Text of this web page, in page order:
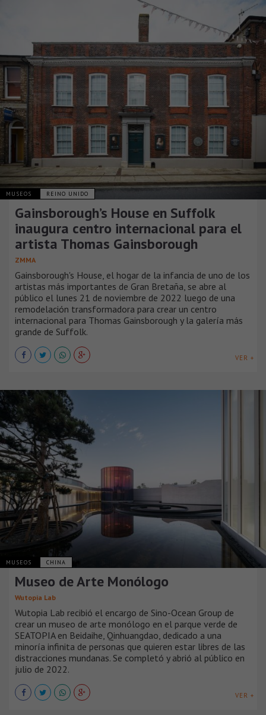
MUSEOS REINO UNIDO
Gainsborough’s House en Suffolk
inaugura centro internacional para el
artista Thomas Gainsborough
ZMMA
Gainsborough's House, el hogar de la infancia de uno de los
artistas más importantes de Gran Bretaña, se abre al
público el lunes 21 de noviembre de 2022 luego de una
remodelación transformadora para crear un centro
internacional para Thomas Gainsborough y la galería más
grande de Suffolk.
VER +
MUSEOS CHINA
Museo de Arte Monólogo
Wutopia Lab
Wutopia Lab recibió el encargo de Sino-Ocean Group de
crear un museo de arte monólogo en el parque verde de
SEATOPIA en Beidaihe, Qinhuangdao, dedicado a una
minoría infinita de personas que quieren estar libres de las
distracciones mundanas. Se completó y abrió al público en
julio de 2022.
VER +